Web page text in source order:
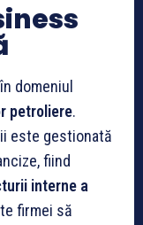
domeniul
petroliere.
este gestionată
fiind
interne a
firmei să